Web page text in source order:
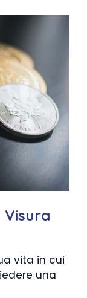
Visura
vita in cui
una